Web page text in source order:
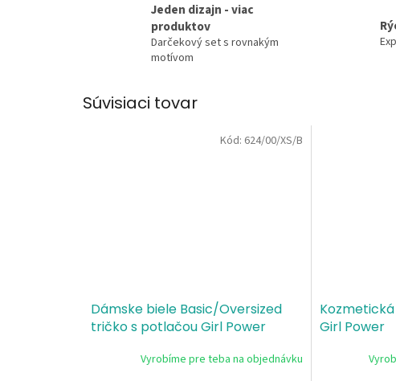
Jeden dizajn - viac
produktov
Darčekový set s rovnakým
motívom
Súvisiaci tovar
Dámske biele Basic/Oversized
tričko s potlačou Girl Power
Vyrobíme pre teba na objednávku
Kód: 624/00/XS/B
Girl Power